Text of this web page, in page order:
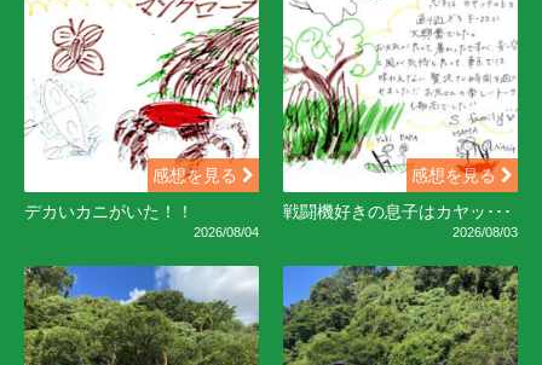
感想を見る
デカいカニがいた！！
2026/08/04
感想を見る
戦闘機好きの息子はカヤッ･･･
2026/08/03